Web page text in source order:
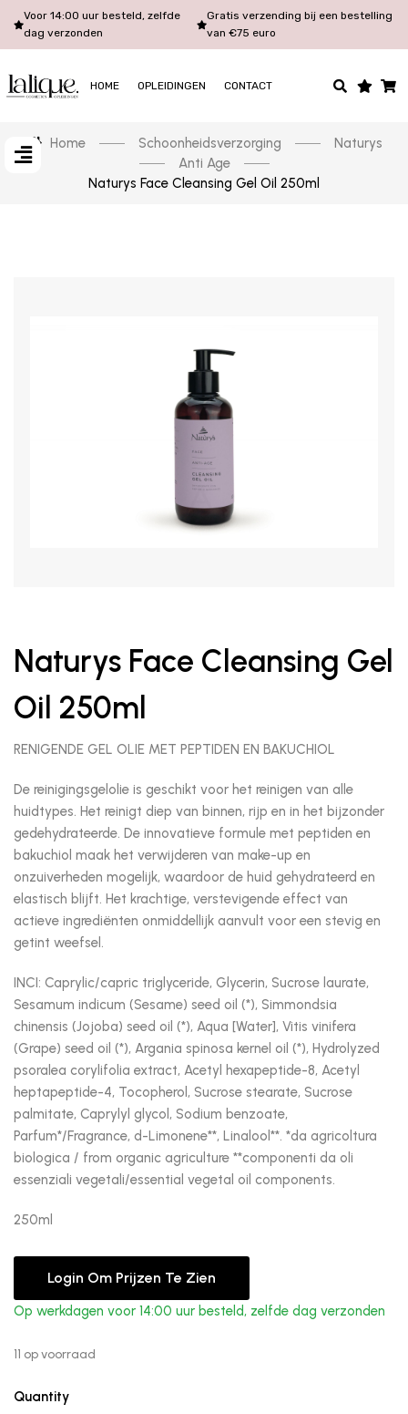
Voor 14:00 uur besteld, zelfde
dag verzonden
Gratis verzending bij een bestelling
van €75 euro
HOME OPLEIDINGEN CONTACT
Home Schoonheidsverzorging
Naturys
Anti Age
Naturys Face Cleansing Gel Oil 250ml
Naturys Face Cleansing Gel
Oil 250ml
RENIGENDE GEL OLIE MET PEPTIDEN EN BAKUCHIOL
De reinigingsgelolie is geschikt voor het reinigen van alle
huidtypes. Het reinigt diep van binnen, rijp en in het bijzonder
gedehydrateerde. De innovatieve formule met peptiden en
bakuchiol maak het verwijderen van make-up en
onzuiverheden mogelijk, waardoor de huid gehydrateerd en
elastisch blijft. Het krachtige, verstevigende effect van
actieve ingrediënten onmiddellijk aanvult voor een stevig en
getint weefsel.
INCI: Caprylic/capric triglyceride, Glycerin, Sucrose laurate,
Sesamum indicum (Sesame) seed oil (*), Simmondsia
chinensis (Jojoba) seed oil (*), Aqua [Water], Vitis vinifera
(Grape) seed oil (*), Argania spinosa kernel oil (*), Hydrolyzed
psoralea corylifolia extract, Acetyl hexapeptide-8, Acetyl
heptapeptide-4, Tocopherol, Sucrose stearate, Sucrose
palmitate, Caprylyl glycol, Sodium benzoate,
Parfum*/Fragrance, d-Limonene**, Linalool**. *da agricoltura
biologica / from organic agriculture **componenti da oli
essenziali vegetali/essential vegetal oil components.
250ml
Login Om Prijzen Te Zien
Op werkdagen voor 14:00 uur besteld, zelfde dag verzonden
11 op voorraad
Quantity